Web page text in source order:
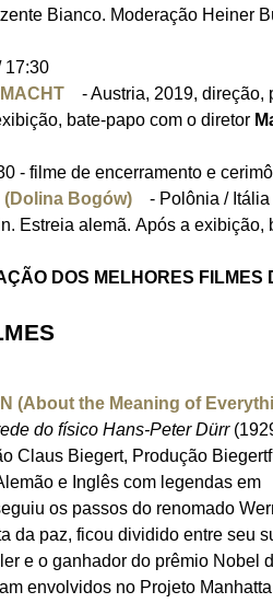
n
s
e
t
e
r
a
Bianco. Moderação Heiner
17:30
n
k
i
e
n
a
)
- Austria, 2019,
bate-papo com o diretor
- filme de encerramento e
(Dolina Bogów)
l
n
x
t
e
r
n
a
l
)
- Polônia /
Estreia alemã. Após a
DOS MELHORES FILMES
(About the Meaning of
do físico Hans-Peter Dürr
Claus Biegert, Produção
e Inglês com legendas em
os passos do renomado
da paz, ficou dividido entre seu
e o ganhador do prêmio Nobel
envolvidos no Projeto